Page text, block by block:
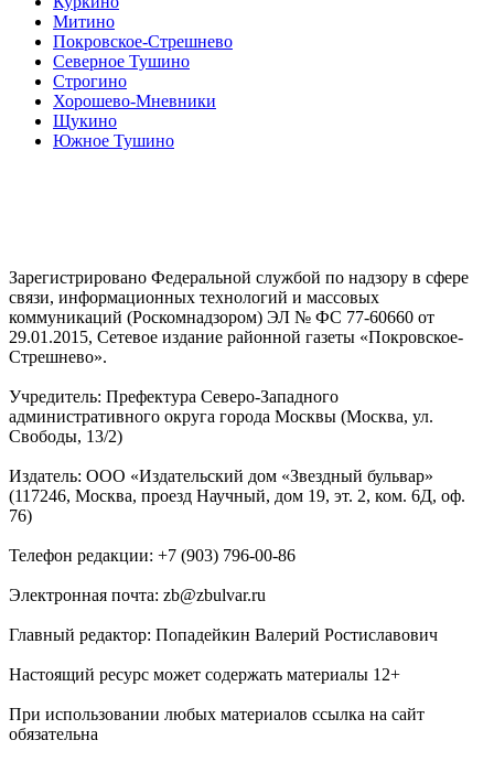
Митино
Покровское-Стрешнево
Северное Тушино
Строгино
Хорошево-Мневники
Щукино
Южное Тушино
Зарегистрировано Федеральной службой по надзору в сфере
связи, информационных технологий и массовых
коммуникаций (Роскомнадзором) ЭЛ № ФС 77-60660 от
29.01.2015, Сетевое издание районной газеты «Покровское-
Стрешнево».
Учредитель: Префектура Северо-Западного
административного округа города Москвы (Москва, ул.
Свободы, 13/2)
Издатель: ООО «Издательский дом «Звездный бульвар»
(117246, Москва, проезд Научный, дом 19, эт. 2, ком. 6Д, оф.
76)
Телефон редакции: +7 (903) 796-00-86
Электронная почта: zb@zbulvar.ru
Главный редактор: Попадейкин Валерий Ростиславович
Настоящий ресурс может содержать материалы 12+
При использовании любых материалов ссылка на сайт
обязательна